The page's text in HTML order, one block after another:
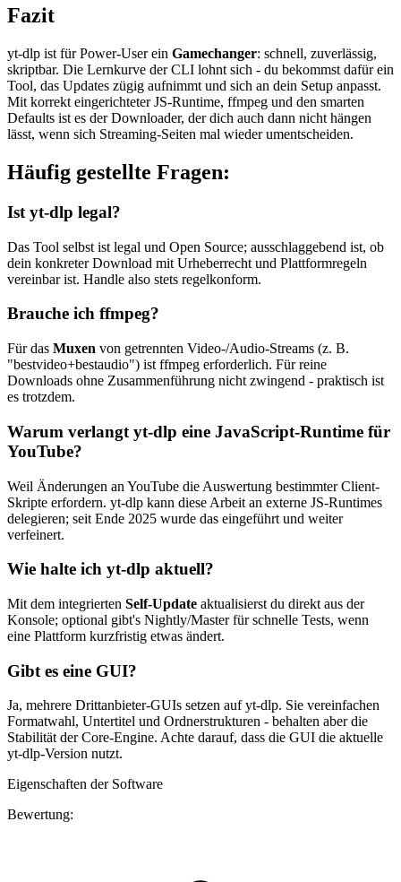
Fazit
yt-dlp ist für Power-User ein Gamechanger: schnell, zuverlässig,
skriptbar. Die Lernkurve der CLI lohnt sich - du bekommst dafür ein
Tool, das Updates zügig aufnimmt und sich an dein Setup anpasst.
Mit korrekt eingerichteter JS-Runtime, ffmpeg und den smarten
Defaults ist es der Downloader, der dich auch dann nicht hängen
lässt, wenn sich Streaming-Seiten mal wieder umentscheiden.
Häufig gestellte Fragen:
Ist yt-dlp legal?
Das Tool selbst ist legal und Open Source; ausschlaggebend ist, ob
dein konkreter Download mit Urheberrecht und Plattformregeln
vereinbar ist. Handle also stets regelkonform.
Brauche ich ffmpeg?
Für das Muxen von getrennten Video-/Audio-Streams (z. B.
"bestvideo+bestaudio") ist ffmpeg erforderlich. Für reine
Downloads ohne Zusammenführung nicht zwingend - praktisch ist
es trotzdem.
Warum verlangt yt-dlp eine JavaScript-Runtime für
YouTube?
Weil Änderungen an YouTube die Auswertung bestimmter Client-
Skripte erfordern. yt-dlp kann diese Arbeit an externe JS-Runtimes
delegieren; seit Ende 2025 wurde das eingeführt und weiter
verfeinert.
Wie halte ich yt-dlp aktuell?
Mit dem integrierten Self-Update aktualisierst du direkt aus der
Konsole; optional gibt's Nightly/Master für schnelle Tests, wenn
eine Plattform kurzfristig etwas ändert.
Gibt es eine GUI?
Ja, mehrere Drittanbieter-GUIs setzen auf yt-dlp. Sie vereinfachen
Formatwahl, Untertitel und Ordnerstrukturen - behalten aber die
Stabilität der Core-Engine. Achte darauf, dass die GUI die aktuelle
yt-dlp-Version nutzt.
Eigenschaften der Software
Bewertung: